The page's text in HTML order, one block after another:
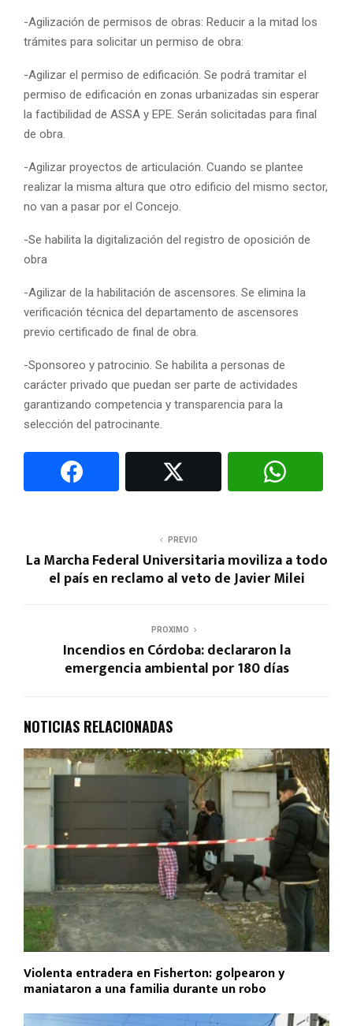
-Agilización de permisos de obras: Reducir a la mitad los
trámites para solicitar un permiso de obra:
-Agilizar el permiso de edificación. Se podrá tramitar el
permiso de edificación en zonas urbanizadas sin esperar
la factibilidad de ASSA y EPE. Serán solicitadas para final
de obra.
-Agilizar proyectos de articulación. Cuando se plantee
realizar la misma altura que otro edificio del mismo sector,
no van a pasar por el Concejo.
-Se habilita la digitalización del registro de oposición de
obra
-Agilizar de la habilitación de ascensores. Se elimina la
verificación técnica del departamento de ascensores
previo certificado de final de obra.
-Sponsoreo y patrocinio. Se habilita a personas de
carácter privado que puedan ser parte de actividades
garantizando competencia y transparencia para la
selección del patrocinante.
PREVIO
La Marcha Federal Universitaria moviliza a todo
el país en reclamo al veto de Javier Milei
PROXIMO
Incendios en Córdoba: declararon la
emergencia ambiental por 180 días
NOTICIAS RELACIONADAS
Violenta entradera en Fisherton: golpearon y
maniataron a una familia durante un robo